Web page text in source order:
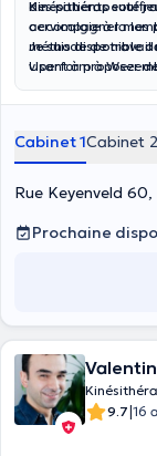
des patients
cervicalgie à la
Kinésithérapeute
accompagner mes
méthode de travail
visant à proposer
Je suis disponible
Uperform à
Cabinet 1Cabinet 2
Rue Keyenveld 60,
Prochaine
9.7|16